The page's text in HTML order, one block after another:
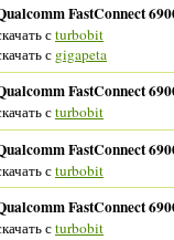
FastConnect
сturbobit
с gigapeta
FastConnect
сturbobit
FastConnect
сturbobit
FastConnect
сturbobit